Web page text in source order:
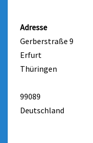
Adresse
Gerberstraße 9
Erfurt
Thüringen
99089
Deutschland